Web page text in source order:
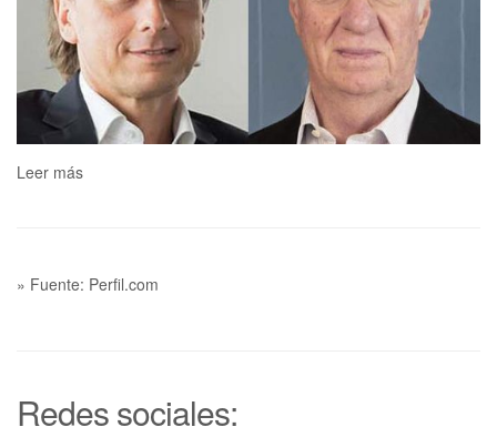
Leer más
» Fuente: Perfil.com
Redes sociales: